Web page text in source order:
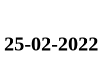
25-02-2022